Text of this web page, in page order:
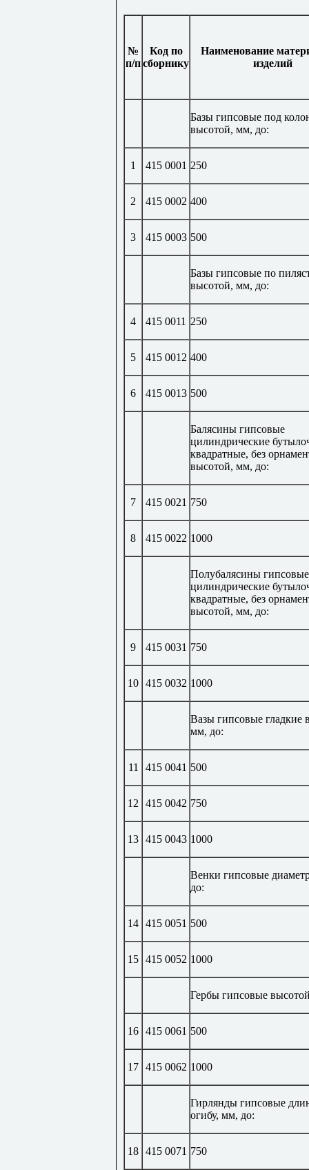
№
п/п
Код по
сборнику
Наименование
изделий
Базы гипсовые под
высотой, мм, до:
1 415 0001 250
2 415 0002 400
3 415 0003 500
Базы гипсовые по
высотой, мм, до:
4 415 0011 250
5 415 0012 400
6 415 0013 500
Балясины гипсовые
цилиндрические
квадратные, без
высотой, мм, до:
7 415 0021 750
8 415 0022 1000
Полубалясины гипсовые
цилиндрические
квадратные, без
высотой, мм, до:
9 415 0031 750
10 415 0032 1000
Вазы гипсовые гладкие
мм, до:
11 415 0041 500
12 415 0042 750
13 415 0043 1000
Венки гипсовые
до:
14 415 0051 500
15 415 0052 1000
Гербы гипсовые
16 415 0061 500
17 415 0062 1000
Гирлянды гипсовые
огибу, мм, до:
18 415 0071 750